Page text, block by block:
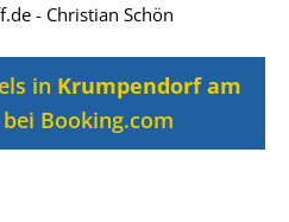
- Christian Schön
in Krumpendorf am
bei Booking.com